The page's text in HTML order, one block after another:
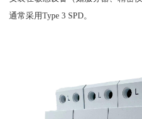
通常采用Type 3 SPD。